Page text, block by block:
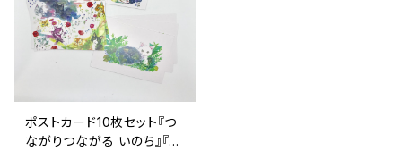
ポストカード10枚セット『つ
ながりつながる いのち』『つ